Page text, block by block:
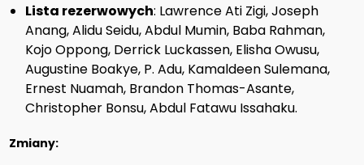
Lista rezerwowych: Lawrence Ati Zigi, Joseph
Anang, Alidu Seidu, Abdul Mumin, Baba Rahman,
Kojo Oppong, Derrick Luckassen, Elisha Owusu,
Augustine Boakye, P. Adu, Kamaldeen Sulemana,
Ernest Nuamah, Brandon Thomas-Asante,
Christopher Bonsu, Abdul Fatawu Issahaku.
Zmiany: